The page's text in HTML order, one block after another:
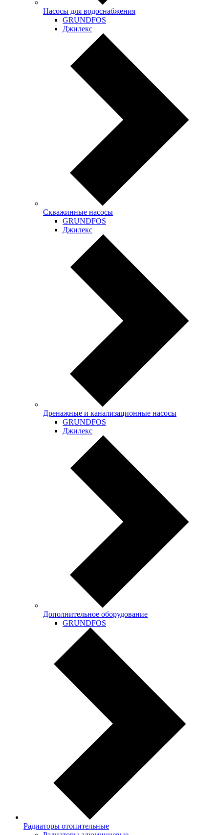
Насосы для водоснабжения
GRUNDFOS
Джилекс
Скважинные насосы
GRUNDFOS
Джилекс
Дренажные и канализационные насосы
GRUNDFOS
Джилекс
Дополнительное оборудование
GRUNDFOS
Радиаторы отопительные